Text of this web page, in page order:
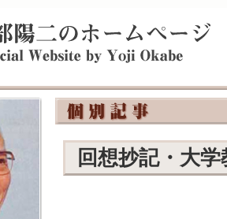
回想抄記・大